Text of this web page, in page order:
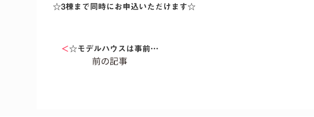
☆3棟まで同時にお申込いただけます☆
＜☆モデルハウスは事前…